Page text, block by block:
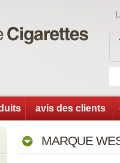
avis des client
MARQUE